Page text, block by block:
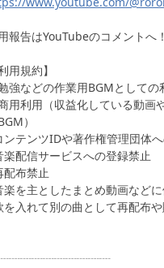
報告はYouTubeのコメントへ！
用規約】
強などの作業用BGMとしての
用利用（収益化している動画
）
ンテンツIDや著作権管理団体
楽配信サービスへの登録禁止
配布禁止
楽を主としたまとめ動画など
を入れて別の曲として再配布